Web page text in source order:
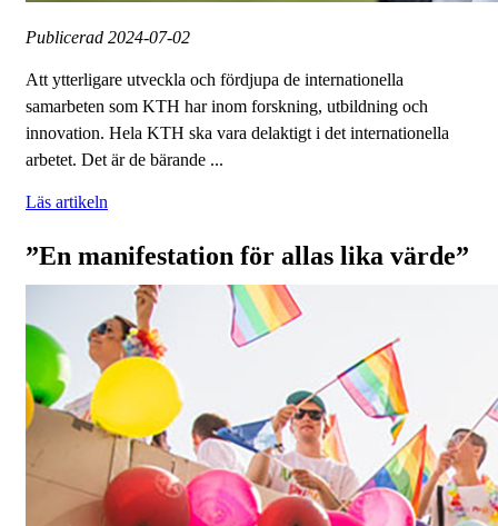
Publicerad 2024-07-02
Att ytterligare utveckla och fördjupa de internationella
samarbeten som KTH har inom forskning, utbildning och
innovation. Hela KTH ska vara delaktigt i det internationella
arbetet. Det är de bärande ...
Läs artikeln
”En manifestation för allas lika värde”